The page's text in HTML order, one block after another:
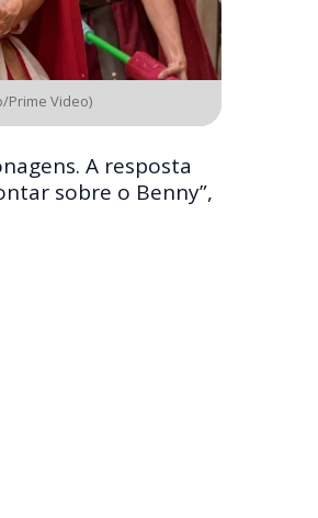
Prime Video)
A resposta
sobre o Benny”,